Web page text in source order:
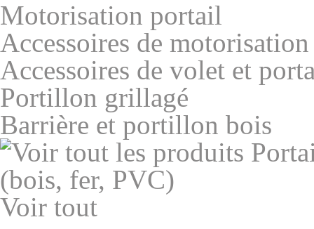
Motorisation portail
Accessoires de motorisation
Accessoires de volet et
Portillon grillagé
Barrière et portillon bois
Voir tout